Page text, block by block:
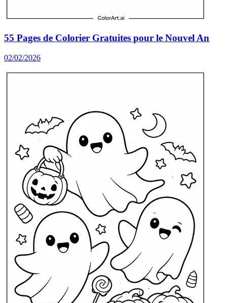
55 Pages de Colorier Gratuites pour le Nouvel An
02/02/2026